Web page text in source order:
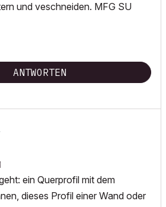
und veschneiden. MFG SU
ANTWORTEN
ein Querprofil mit dem
dieses Profil einer Wand oder